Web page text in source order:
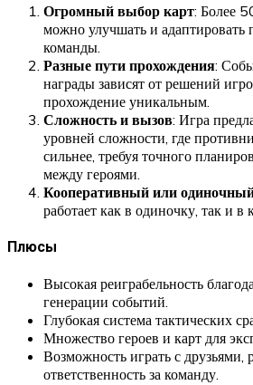
Огромный выбор карт: Более
можно улучшать и адаптировать
команды.
Разные пути прохождения:
награды зависят от решений
прохождение уникальным.
Сложность и вызов: Игра
уровней сложности, где
сильнее, требуя точного
между героями.
Кооперативный или
работает как в одиночку, так и в
Плюсы
Высокая реиграбельность
генерации событий.
Глубокая система тактических
Множество героев и карт для
Возможность играть с друзьями,
ответственность за команду.